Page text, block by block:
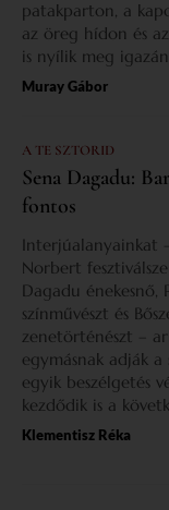
patakparton, a
az öreg hídon és
is nyílik meg
Muray Gábor
A TE SZTORID
Sena Dagadu:
fontos
Interjúalanyainkat
Norbert
Dagadu énekesnő,
színművészt és
zenetörténészt –
egymásnak adják
egyik beszélgetés
kezdődik is a
Klementisz Réka